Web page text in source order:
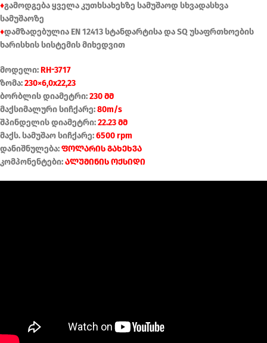
♦გამოდგება ყველა კუთხსახეხზე სამუშაოდ სხვადასხვა
სამუშაოზე
♦დამზადებულია EN 12413 სტანდარტისა და SQ უსაფრთხოების
ხარისხის სისტემის მიხედვით
მოდელი:RH-3717
ზომა:230×6,0x22,23
ბორბლის დიამეტრი:230 მმ
მაქსიმალური სიჩქარე:80m/s
შპინდელის დიამეტრი:22.23 მმ
მაქს. სამუშაო სიჩქარე:6500 rpm
დანიშნულება:ფოლარის გახეხვა
კომპონენტები:ალუმინის ოქსიდი